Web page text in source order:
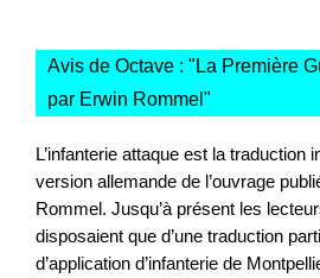
Avis de Octave : " La Première
par Erwin Rommel "
L’infanterie attaque est la traduction
version allemande de l’ouvrage
Rommel. Jusqu’à présent les
disposaient que d’une traduction
d’application d’infanterie de